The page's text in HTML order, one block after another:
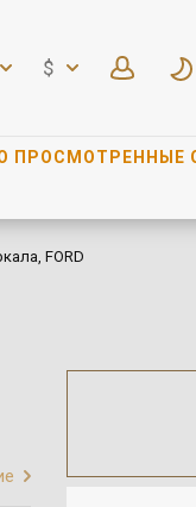
$
ПРОСМОТРЕННЫЕ
FORD